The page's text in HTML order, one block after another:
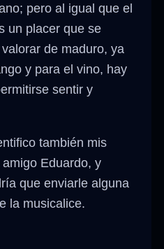
pero al igual que el
un placer que se
de maduro, ya
y para el vino, hay
sentir y
también mis
Eduardo, y
que enviarle alguna
la musicalice.